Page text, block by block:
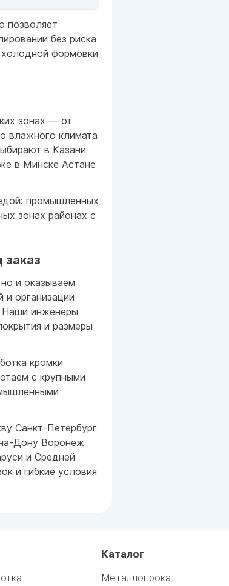
позволяет
без риска
формовки
зонах — от
влажного климата
в Казани
в Минске Астане
промышленных
зонах районах с
заказ
и оказываем
и организации
Наши инженеры
и размеры
кромки
с крупными
Санкт-Петербург
Дону Воронеж
и Средней
и гибкие условия
Каталог
Металлопрокат